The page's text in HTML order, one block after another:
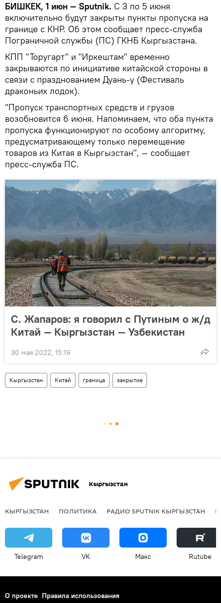
БИШКЕК, 1 июн — Sputnik. С 3 по 5 июня
включительно будут закрыты пункты пропуска на
границе с КНР. Об этом сообщает пресс-служба
Пограничной службы (ПС) ГКНБ Кыргызстана.
КПП "Торугарт" и "Иркештам" временно
закрываются по инициативе китайской стороны в
связи с празднованием Дуань-у (Фестиваль
драконьих лодок).
"Пропуск транспортных средств и грузов
возобновится 6 июня. Напоминаем, что оба пункта
пропуска функционируют по особому алгоритму,
предусматривающему только перемещение
товаров из Китая в Кыргызстан", — сообщает
пресс-служба ПС.
С. Жапаров: я говорил с Путиным о ж/д
Китай — Кыргызстан — Узбекистан
30 мая 2022, 15:19
Кыргызстан Китай граница закрытие
Кыргызстан
КЫРГЫЗСТАН ПОЛИТИКА РАДИО SPUTNIK КЫРГЫЗСТАН
Telegram VK Макс Rutube
О проекте Правила использования